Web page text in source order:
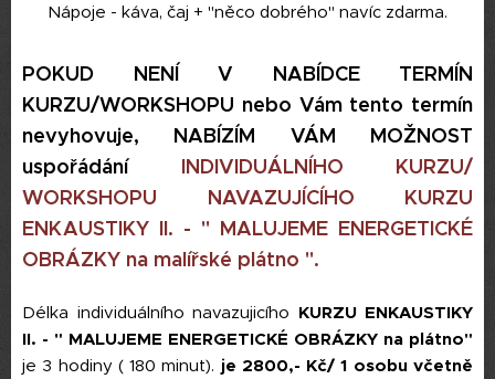
Nápoje - káva, čaj + "něco dobrého" navíc zdarma.
POKUD NENÍ V NABÍDCE TERMÍN
KURZU/WORKSHOPU nebo Vám tento termín
nevyhovuje, NABÍZÍM VÁM MOŽNOST
uspořádání INDIVIDUÁLNÍHO KURZU/
WORKSHOPU NAVAZUJÍCÍHO KURZU
ENKAUSTIKY II. - " MALUJEME ENERGETICKÉ
OBRÁZKY na malířské plátno ".
Délka individuálního navazujicího KURZU ENKAUSTIKY
II. - " MALUJEME ENERGETICKÉ OBRÁZKY na plátno"
je 3 hodiny ( 180 minut). je 2800,- Kč/ 1 osobu včetně